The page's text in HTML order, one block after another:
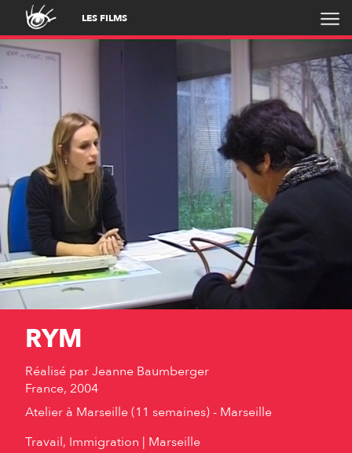
LES FILMS
RYM
Réalisé parJeanne Baumberger
France, 2004
Atelier à Marseille (11 semaines) - Marseille
Travail, Immigration
Marseille